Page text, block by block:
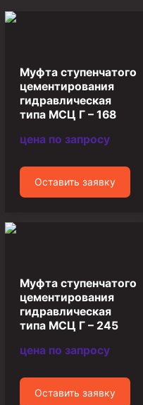
Муфта БТС 168
Муфта ОТТМ 127
Муфта ОТТМ 245
Муфта ОТТМ 178
Муфта ОТТГ 146
Муфта ОТТГ 127
Фонтанная и
Муфта ступенчатого
цементирования
гидравлическая
типа МСЦ Г – 168
цена по запросу
Оставить заявку
Муфта ступенчатого
цементирования
гидравлическая
типа МСЦ Г – 245
цена по запросу
Оставить заявку